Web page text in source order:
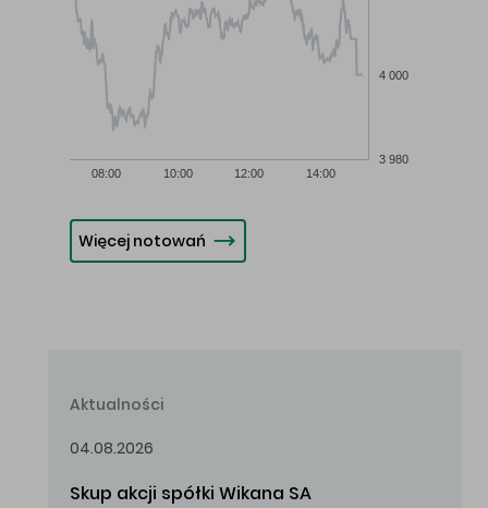
08:00 10:00 12:00 14:00
3 980
4 000
Więcej notowań
Aktualności
04.08.2026
Skup akcji spółki Wikana SA